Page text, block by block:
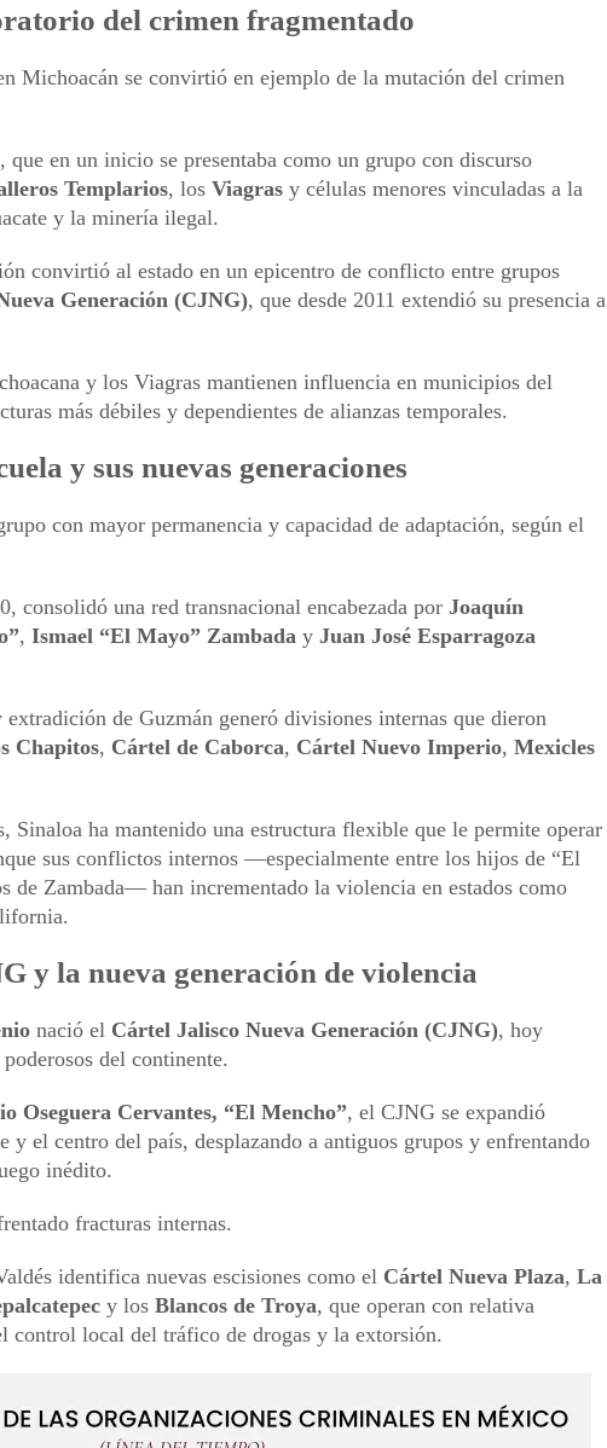
del crimen fragmentado
Michoacán se convirtió en ejemplo de la mutación del crimen
, que en un inicio se presentaba como un grupo con discurso
Templarios, los Viagras y células menores vinculadas a la
y la minería ilegal.
convirtió al estado en un epicentro de conflicto entre grupos
Generación (CJNG), que desde 2011 extendió su presencia a
y los Viagras mantienen influencia en municipios del
más débiles y dependientes de alianzas temporales.
y sus nuevas generaciones
con mayor permanencia y capacidad de adaptación, según el
consolidó una red transnacional encabezada por Joaquín
, Ismael “El Mayo” Zambada y Juan José Esparragoza
de Guzmán generó divisiones internas que dieron
Chapitos, Cártel de Caborca, Cártel Nuevo Imperio, Mexicles
Sinaloa ha mantenido una estructura flexible que le permite operar
sus conflictos internos —especialmente entre los hijos de “El
de Zambada— han incrementado la violencia en estados como
y la nueva generación de violencia
nació el Cártel Jalisco Nueva Generación (CJNG), hoy
del continente.
Oseguera Cervantes, “El Mencho”, el CJNG se expandió
y el centro del país, desplazando a antiguos grupos y enfrentando
inédito.
fracturas internas.
identifica nuevas escisiones como el Cártel Nueva Plaza, La
y los Blancos de Troya, que operan con relativa
control local del tráfico de drogas y la extorsión.